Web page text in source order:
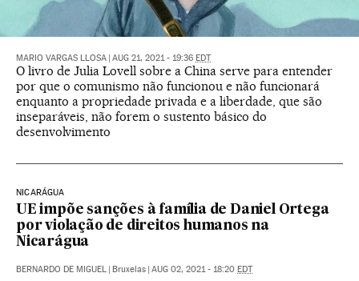
MARIO VARGAS LLOSA AUG 21, 2021 - 19:36 EDT
O livro de Julia Lovell sobre a China serve para entender
por que o comunismo não funcionou e não funcionará
enquanto a propriedade privada e a liberdade, que são
inseparáveis, não forem o sustento básico do
desenvolvimento
NICARÁGUA
UE impõe sanções à família de Daniel Ortega
por violação de direitos humanos na
Nicarágua
BERNARDO DE MIGUEL Bruxelas AUG 02, 2021 - 18:20 EDT